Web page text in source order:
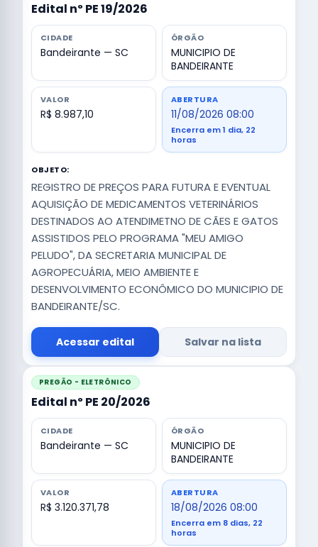
Edital nº PE 19/2026
CIDADE
Bandeirante — SC
ÓRGÃO
MUNICIPIO DE
BANDEIRANTE
VALOR
R$ 8.987,10
ABERTURA
11/08/2026 08:00
Encerra em 1 dia, 22
horas
OBJETO:
REGISTRO DE PREÇOS PARA FUTURA E EVENTUAL
AQUISIÇÃO DE MEDICAMENTOS VETERINÁRIOS
DESTINADOS AO ATENDIMETNO DE CÃES E GATOS
ASSISTIDOS PELO PROGRAMA "MEU AMIGO
PELUDO", DA SECRETARIA MUNICIPAL DE
AGROPECUÁRIA, MEIO AMBIENTE E
DESENVOLVIMENTO ECONÔMICO DO MUNICIPIO DE
BANDEIRANTE/SC.
Acessar edital Salvar na lista
PREGÃO - ELETRÔNICO
Edital nº PE 20/2026
CIDADE
Bandeirante — SC
ÓRGÃO
MUNICIPIO DE
BANDEIRANTE
VALOR
R$ 3.120.371,78
ABERTURA
18/08/2026 08:00
Encerra em 8 dias, 22
horas